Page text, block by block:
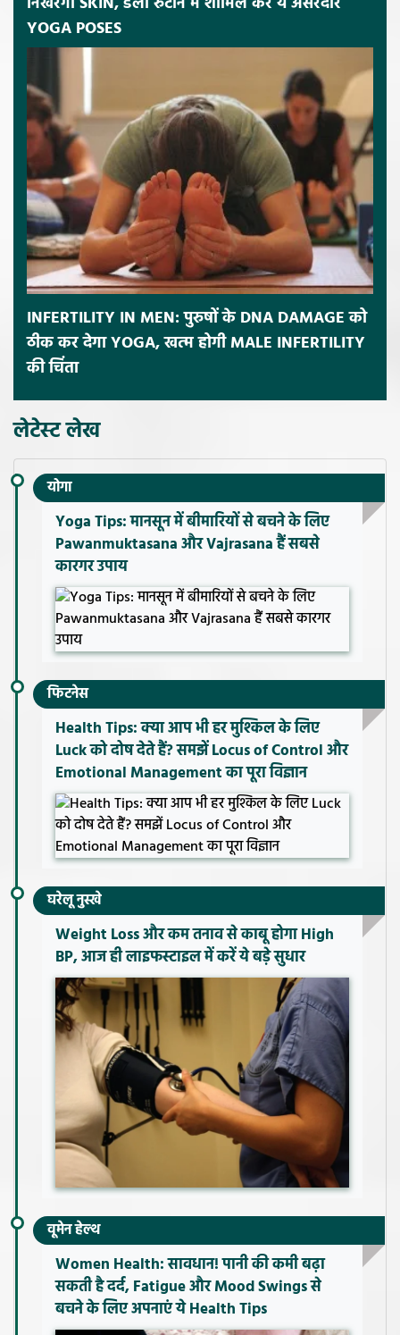
YOGA POSES
INFERTILITY IN MEN: पुरुषों के DNA DAMAGE को
ठीक कर देगा YOGA, खत्म होगी MALE INFERTILITY
की चिंता
लेटेस्ट लेख
योगा
Yoga Tips: मानसून में बीमारियों से बचने के लिए
Pawanmuktasana और Vajrasana हैं सबसे
कारगर उपाय
फिटनेस
Health Tips: क्या आप भी हर मुश्किल के लिए
Luck को दोष देते हैं? समझें Locus of Control और
Emotional Management का पूरा विज्ञान
घरेलू नुस्खे
Weight Loss और कम तनाव से काबू होगा High
BP, आज ही लाइफस्टाइल में करें ये बड़े सुधार
वूमेन हेल्थ
Women Health: सावधान! पानी की कमी बढ़ा
सकती है दर्द, Fatigue और Mood Swings से
बचने के लिए अपनाएं ये Health Tips